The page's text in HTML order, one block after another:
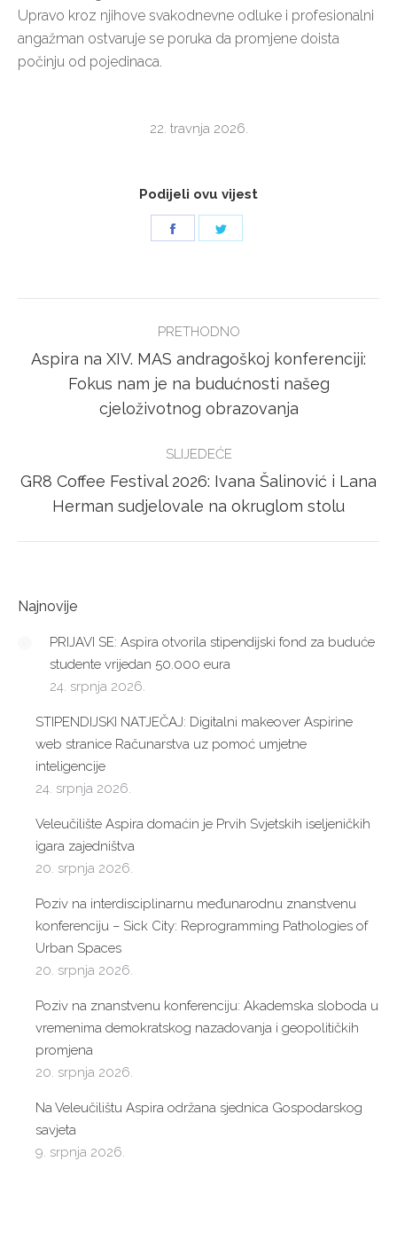
Upravo kroz njihove svakodnevne odluke i profesionalni
angažman ostvaruje se poruka da promjene doista
počinju od pojedinaca.
22. travnja 2026.
Podijeli ovu vijest
NAVIGATION
PRETHODNO
Previous
post:
Aspira na XIV. MAS andragoškoj konferenciji:
Fokus nam je na budućnosti našeg
cjeloživotnog obrazovanja
SLIJEDEĆE
Next
post:
GR8 Coffee Festival 2026: Ivana Šalinović i Lana
Herman sudjelovale na okruglom stolu
Najnovije
PRIJAVI SE: Aspira otvorila stipendijski fond za buduće
studente vrijedan 50.000 eura
24. srpnja 2026.
STIPENDIJSKI NATJEČAJ: Digitalni makeover Aspirine
web stranice Računarstva uz pomoć umjetne
inteligencije
24. srpnja 2026.
Veleučilište Aspira domaćin je Prvih Svjetskih iseljeničkih
igara zajedništva
20. srpnja 2026.
Poziv na interdisciplinarnu međunarodnu znanstvenu
konferenciju – Sick City: Reprogramming Pathologies of
Urban Spaces
20. srpnja 2026.
Poziv na znanstvenu konferenciju: Akademska sloboda u
vremenima demokratskog nazadovanja i geopolitičkih
promjena
20. srpnja 2026.
Na Veleučilištu Aspira održana sjednica Gospodarskog
savjeta
9. srpnja 2026.